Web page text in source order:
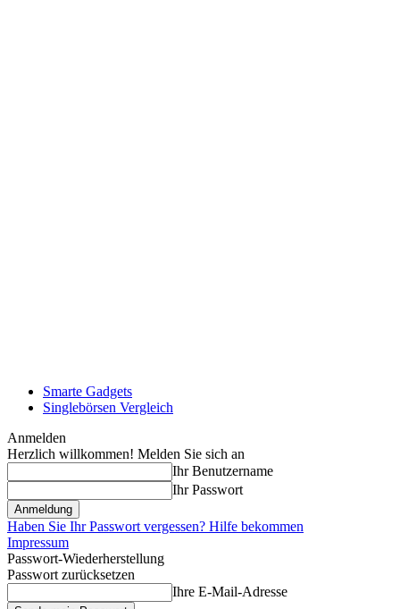
Smarte Gadgets
Singlebörsen Vergleich
Anmelden
Herzlich willkommen! Melden Sie sich an
Ihr Benutzername
Ihr Passwort
Haben Sie Ihr Passwort vergessen? Hilfe bekommen
Impressum
Passwort-Wiederherstellung
Passwort zurücksetzen
Ihre E-Mail-Adresse